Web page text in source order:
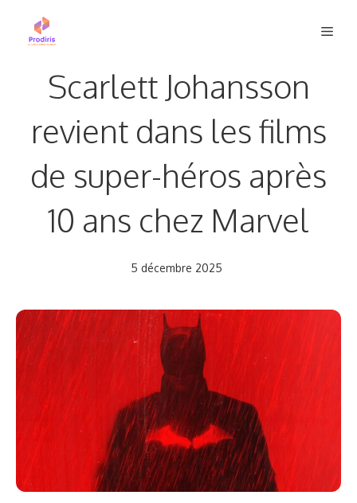
Scarlett Johansson
revient dans les films
de super-héros après
10 ans chez Marvel
5 décembre 2025